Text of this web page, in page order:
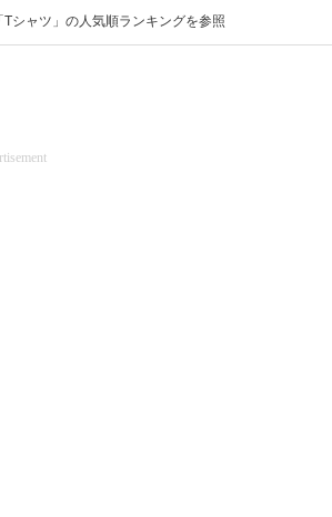
シャツ」の人気順ランキングを参照